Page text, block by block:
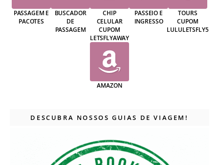
PASSAGEM E
PACOTES
BUSCADOR
DE
PASSAGEM
CHIP
CELULAR
CUPOM
LETSFLYAWAY
PASSEIO E
INGRESSO
TOURS
CUPOM
LULULETSFLY5
AMAZON
DESCUBRA NOSSOS GUIAS DE VIAGEM!